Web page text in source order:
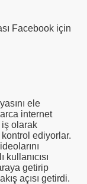
Facebook için
ele
internet
iş olarak
ediyorlar.
kullanıcısı
getirip
açısı getirdi.